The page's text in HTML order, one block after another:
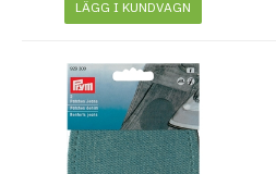
LÄGG I KUNDVAGN